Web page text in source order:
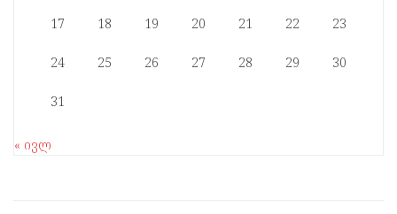
17 18 19 20 21 22 23
24 25 26 27 28 29 30
31
« ივლ